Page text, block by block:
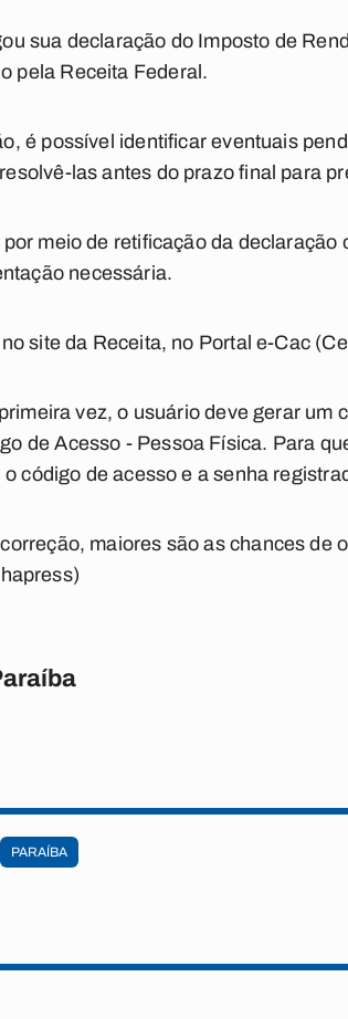
sua declaração do Imposto de
pela Receita Federal.
é possível identificar eventuais
las antes do prazo final para
meio de retificação da
necessária.
site da Receita, no Portal e-Cac
vez, o usuário deve gerar um
de Acesso - Pessoa Física. Para
código de acesso e a senha
maiores são as chances de
PARAÍBA